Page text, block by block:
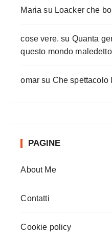
Maria su Loacker che
cose vere. su Quanta
questo mondo maledetto
omar su Che spettacolo
PAGINE
About Me
Contatti
Cookie policy